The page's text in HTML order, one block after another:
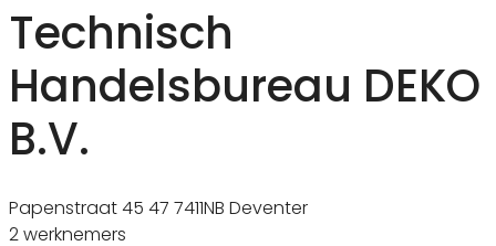
Technisch
Handelsbureau DEKO
B.V.
Papenstraat 45 47 7411NB Deventer
2 werknemers